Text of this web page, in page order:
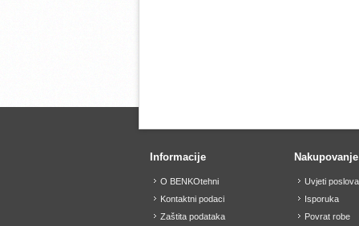
Informacije
O BENKOtehni
Kontaktni podaci
Zaštita podataka
Uvjeti
Isporuka
Povrat robe